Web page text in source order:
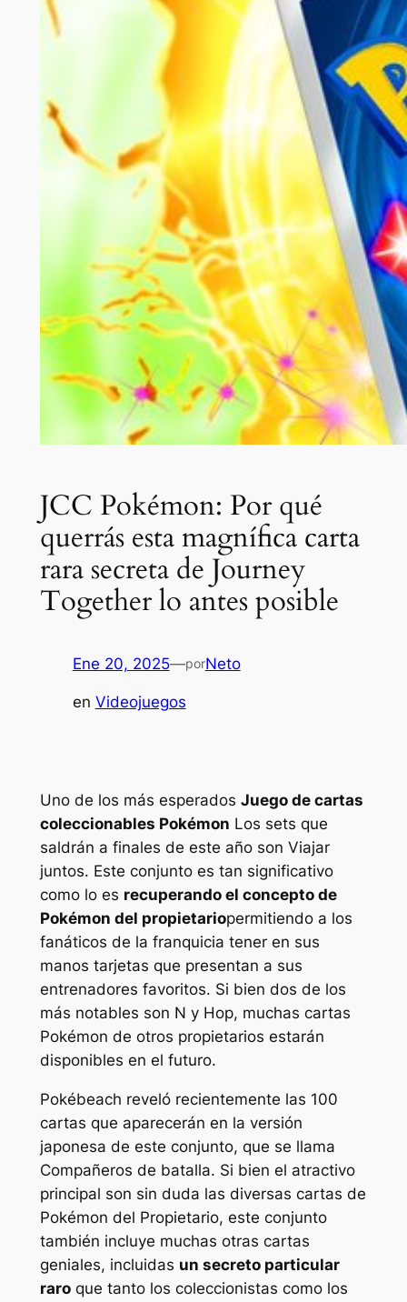
JCC Pokémon: Por qué
querrás esta magnífica carta
rara secreta de Journey
Together lo antes posible
Ene 20, 2025—porNeto
en Videojuegos
Uno de los más esperados Juego de cartas
coleccionables Pokémon Los sets que
saldrán a finales de este año son Viajar
juntos. Este conjunto es tan significativo
como lo es recuperando el concepto de
Pokémon del propietariopermitiendo a los
fanáticos de la franquicia tener en sus
manos tarjetas que presentan a sus
entrenadores favoritos. Si bien dos de los
más notables son N y Hop, muchas cartas
Pokémon de otros propietarios estarán
disponibles en el futuro.
Pokébeach reveló recientemente las 100
cartas que aparecerán en la versión
japonesa de este conjunto, que se llama
Compañeros de batalla. Si bien el atractivo
principal son sin duda las diversas cartas de
Pokémon del Propietario, este conjunto
también incluye muchas otras cartas
geniales, incluidas un secreto particular
raroque tanto los coleccionistas como los